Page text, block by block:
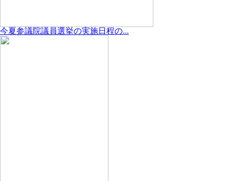
今夏参議院議員選挙の実施日程の...